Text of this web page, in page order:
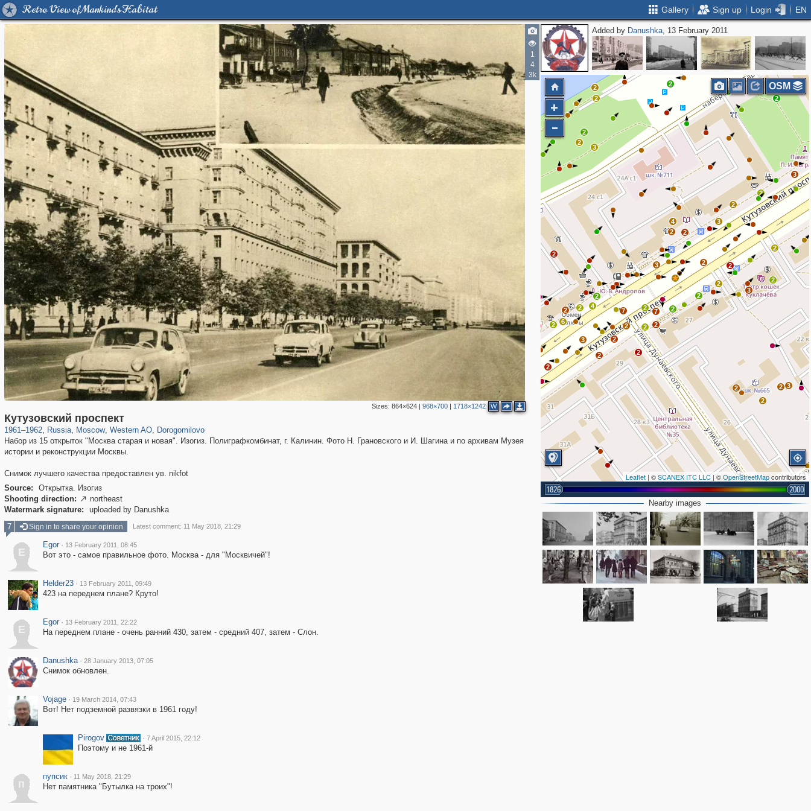
Retro View of Mankind's Habitat Gallery Sign up Login EN
1
4
3k
Sizes: 864×624| 968×700| 1718×1242 W
Кутузовский проспект
1961–1962, Russia
1,406,277 29,243
, Moscow
319,780 8,286
, Western AO
27,129 310
, Dorogomilovo
Набор из 15 открыток "Москва старая и новая". Изогиз. Полиграфкомбинат, г. Калинин. Фото Н. Грановского и И. Шагина и по архивам Музея
истории и реконструкции Москвы.
Снимок лучшего качества предоставлен ув. nikfot
Source:
Открытка. Изогиз
Shooting direction:  northeast
Watermark signature:
uploaded by Danushka
Added by Danushka, 13 February 2011
2
3
2
2
2
2
2
3
2
2
3
2
2
2 2
2
2
7
2
3
4
2
3
2
2
2
2
2
2
4
2
6
2
3
2
2
7
2 2
2
2
2
2
2
3
2
2
3
2
Leaflet | ©SCANEX ITC LLC | ©OpenStreetMapcontributors
1826 2000
OSM
Nearby images
7 Sign in to share your opinion Latest comment: 11 May 2018, 21:29
E
Egor · 13 February 2011, 08:45
Вот это - самое правильное фото. Москва - для "Москвичей"!
Helder23 · 13 February 2011, 09:49
423 на переднем плане? Круто!
E
Egor · 13 February 2011, 22:22
На переднем плане - очень ранний 430, затем - средний 407, затем - Слон.
Danushka · 28 January 2013, 07:05
Снимок обновлен.
Vojage · 19 March 2014, 07:43
Вот! Нет подземной развязки в 1961 году!
Pirogov · 7 April 2015, 22:12
Поэтому и не 1961-й
п
пупсик · 11 May 2018, 21:29
Нет памятника "Бутылка на троих"!